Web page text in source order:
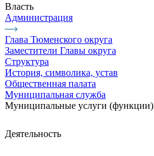
Власть
Администрация
Глава Тюменского округа
Заместители Главы округа
Структура
История, символика, устав
Общественная палата
Муниципальная служба
Муниципальные услуги (функции)
Деятельность